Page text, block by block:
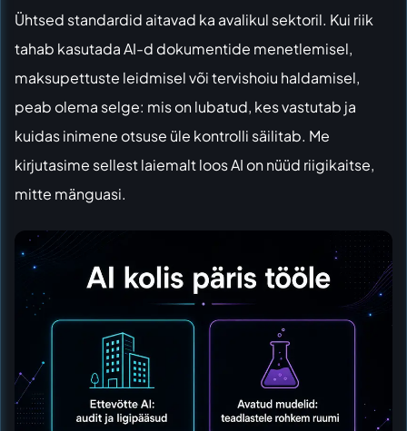
Ühtsed standardid aitavad ka avalikul sektoril. Kui riik
tahab kasutada AI-d dokumentide menetlemisel,
maksupettuste leidmisel või tervishoiu haldamisel,
peab olema selge: mis on lubatud, kes vastutab ja
kuidas inimene otsuse üle kontrolli säilitab. Me
kirjutasime sellest laiemalt loosAI on nüüd riigikaitse,
mitte mänguasi.